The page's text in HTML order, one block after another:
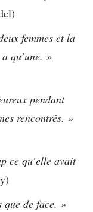
femmes et la
qu’une. »
pendant
rencontrés. »
ce qu’elle avait
que de face. »